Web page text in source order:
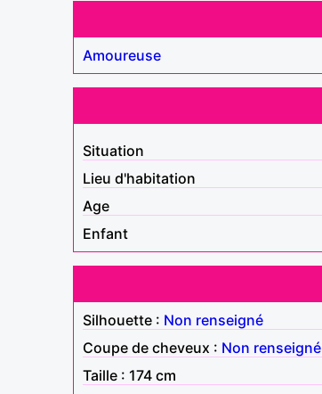
Amoureuse
Situation
Lieu d'habitation
Age
Enfant
Silhouette : Non renseigné
Coupe de cheveux : Non renseigné
Taille : 174 cm